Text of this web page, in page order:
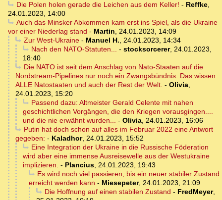
Die Polen holen gerade die Leichen aus dem Keller! - Reffke,
24.01.2023, 14:00
Auch das Minsker Abkommen kam erst ins Spiel, als die Ukraine
vor einer Niederlag stand - Martin, 24.01.2023, 14:09
Zur West-Ukraine- Manuel H., 24.01.2023, 14:34
Nach den NATO-Statuten... - stocksorcerer, 24.01.2023,
18:40
Die NATO ist seit dem Anschlag von Nato-Staaten auf die
Nordstream-Pipelines nur noch ein Zwangsbündnis. Das wissen
ALLE Natostaaten und auch der Rest der Welt. - Olivia,
24.01.2023, 15:20
Passend dazu: Altmeister Gerald Celente mit nahen
geschichtlichen Vorgängen, die den Kriegen vorausgingen....
und die nie erwähnt wurden... - Olivia, 24.01.2023, 16:06
Putin hat doch schon auf alles im Februar 2022 eine Antwort
gegeben: - Kaladhor, 24.01.2023, 15:52
Eine Integration der Ukraine in die Russische Föderation
wird aber eine immense Ausreisewelle aus der Westukraine
implizieren. - Plancius, 24.01.2023, 19:43
Es wird noch viel passieren, bis ein neuer stabiler Zustand
erreicht werden kann - Miesepeter, 24.01.2023, 21:09
Die Hoffnung auf einen stabilen Zustand - FredMeyer,